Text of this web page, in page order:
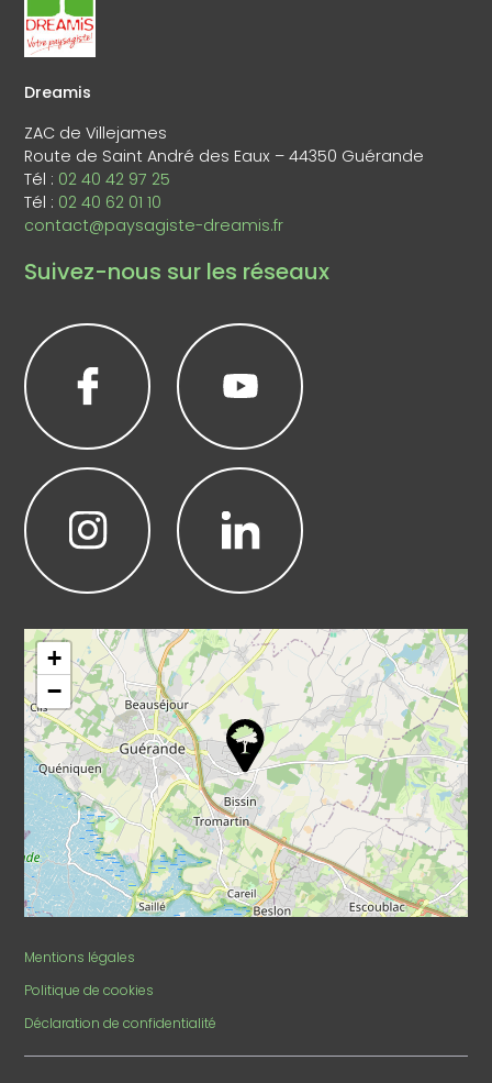
Dreamis
ZAC de Villejames
Route de Saint André des Eaux – 44350 Guérande
Tél : 02 40 42 97 25
Tél : 02 40 62 01 10
contact@paysagiste-dreamis.fr
Suivez-nous sur les réseaux
+
−
Mentions légales
Politique de cookies
Déclaration de confidentialité